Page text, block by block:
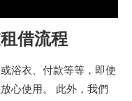
借流程
浴衣、付款等等，即使
心使用。 此外，我們